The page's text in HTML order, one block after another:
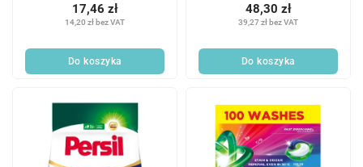
14,20 zł bez VAT
17,46 zł
Do koszyka
39,27 zł bez VAT
48,30 zł
Do koszyka